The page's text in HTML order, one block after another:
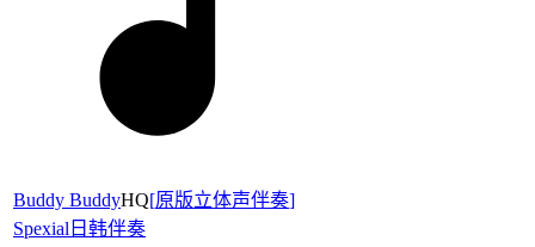
Buddy BuddyHQ[原版立体声伴奏]
Spexial 日韩伴奏